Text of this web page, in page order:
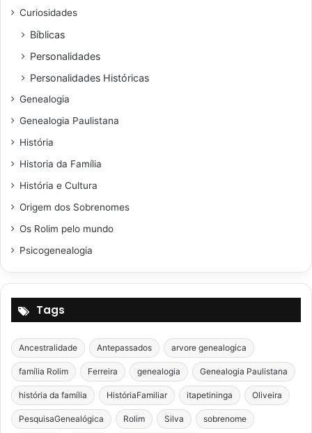
Curiosidades
Bíblicas
Personalidades
Personalidades Históricas
Genealogia
Genealogia Paulistana
História
Historia da Família
História e Cultura
Origem dos Sobrenomes
Os Rolim pelo mundo
Psicogenealogia
Tags
Ancestralidade Antepassados arvore genealogica
família Rolim Ferreira genealogia Genealogia Paulistana
história da família HistóriaFamiliar itapetininga Oliveira
PesquisaGenealógica Rolim Silva sobrenome